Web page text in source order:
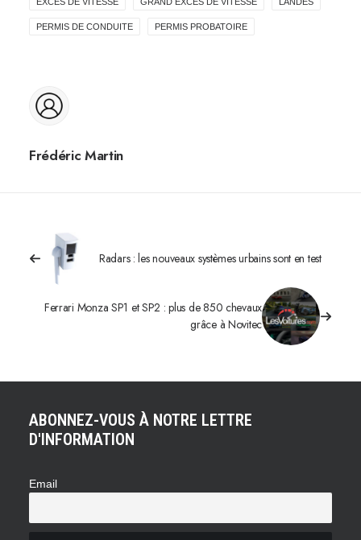
PERMIS DE CONDUITE PERMIS PROBATOIRE
Frédéric Martin
Radars : les nouveaux systèmes urbains sont en test
Ferrari Monza SP1 et SP2 : plus de 850 chevaux
grâce à Novitec
ABONNEZ-VOUS À NOTRE LETTRE
D'INFORMATION
Email